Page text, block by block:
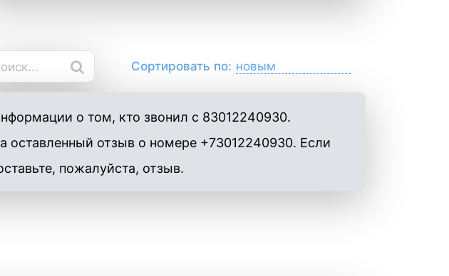
Сортировать по:
о том, кто звонил с 83012240930.
оставленный отзыв о номере +73012240930. Если
пожалуйста, отзыв.